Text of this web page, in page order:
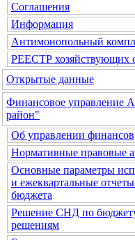
Соглашения
Информация
Антимонопольный
РЕЕСТР хозяйствующих
Открытые данные
Финансовое управление
район"
Об управлении финансов
Нормативные правовые
Основные параметры
и ежеквартальные
бюджета
Решение СНД по
решениям